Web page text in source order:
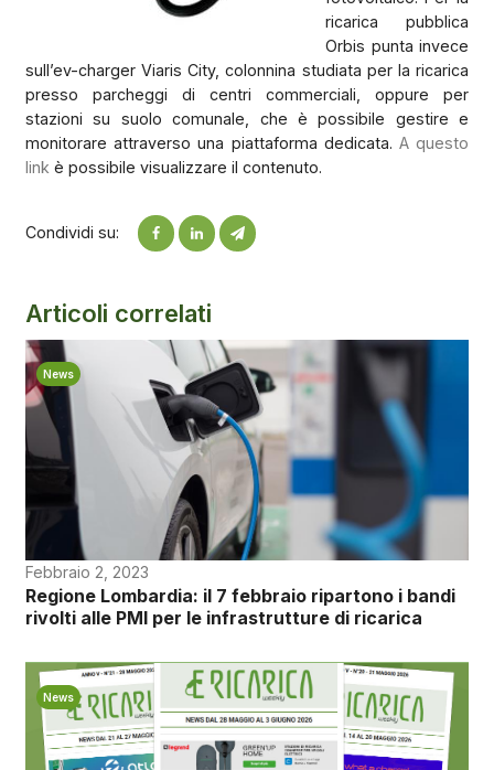
ricarica pubblica
Orbis punta invece
sull’ev-charger Viaris City, colonnina studiata per la ricarica
presso parcheggi di centri commerciali, oppure per
stazioni su suolo comunale, che è possibile gestire e
monitorare attraverso una piattaforma dedicata.A questo
link è possibile visualizzare il contenuto.
Condividi su:
Articoli correlati
News
Febbraio 2, 2023
Regione Lombardia: il 7 febbraio ripartono i bandi
rivolti alle PMI per le infrastrutture di ricarica
News